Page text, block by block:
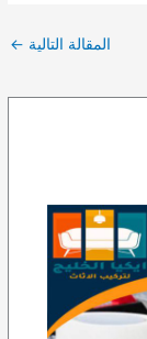
المقالة التالية ←